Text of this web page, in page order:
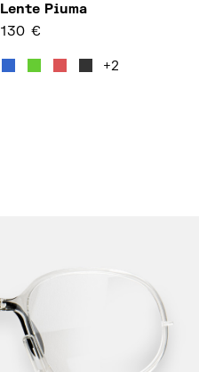
Lente Piuma
130 €
+2